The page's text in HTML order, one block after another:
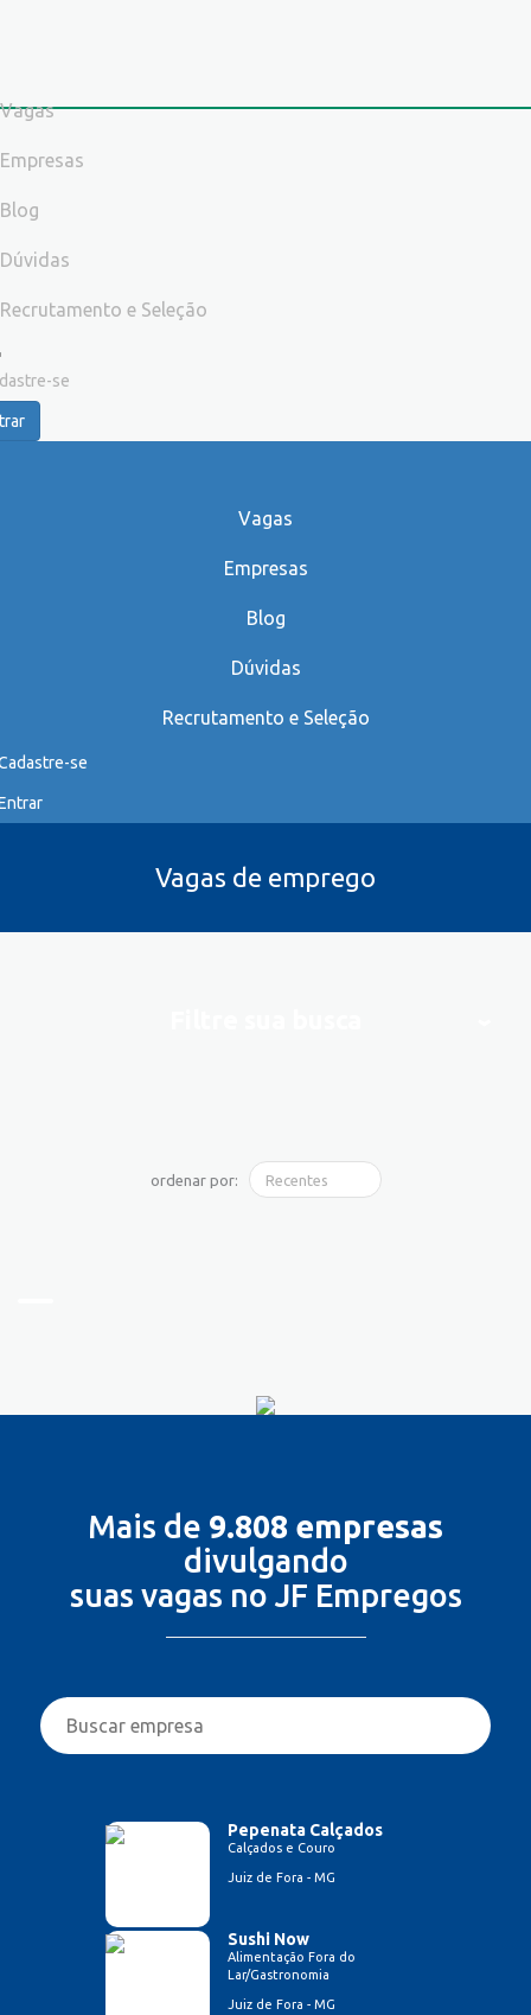
Vagas
Empresas
Blog
Dúvidas
Recrutamento e Seleção
se
Vagas
Empresas
Blog
Dúvidas
Recrutamento e Seleção
se
Vagas de emprego
ordenar por:
Mais de 9.808 empresas
divulgando
suas vagas no JF Empregos
Pepenata Calçados
Calçados e Couro
Juiz de Fora - MG
Sushi Now
Alimentação Fora do
Lar/Gastronomia
Juiz de Fora - MG